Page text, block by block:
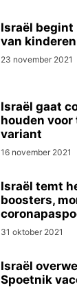
Israël begint
van
23 november 2021
Israël gaat
houden
variant
16 november 2021
Israël temt
boosters,
31 oktober 2021
Israël
Spoetnik